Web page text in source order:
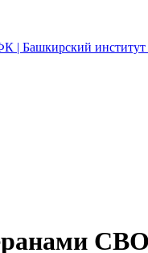
| Башкирский институт